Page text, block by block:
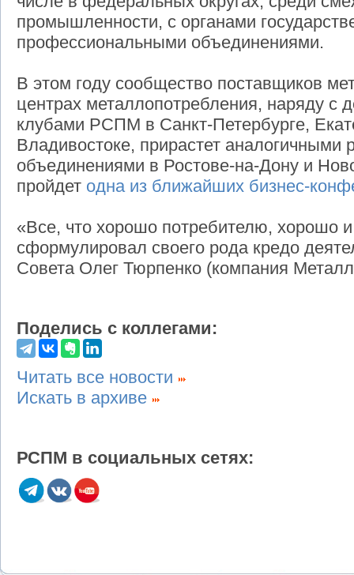
промышленности, с органами
профессиональными объединениями.
В этом году сообщество поставщиков
центрах металлопотребления, наряду с
клубами РСПМ в Санкт-Петербурге,
Владивостоке, прирастет аналогичными
объединениями в Ростове-на-Дону и
пройдет одна из ближайших бизнес-
«Все, что хорошо потребителю, хорошо
сформулировал своего рода кредо
Совета Олег Тюрпенко (компания
Поделись с коллегами:
Читать все новости
Искать в архиве
РСПМ в социальных сетях: